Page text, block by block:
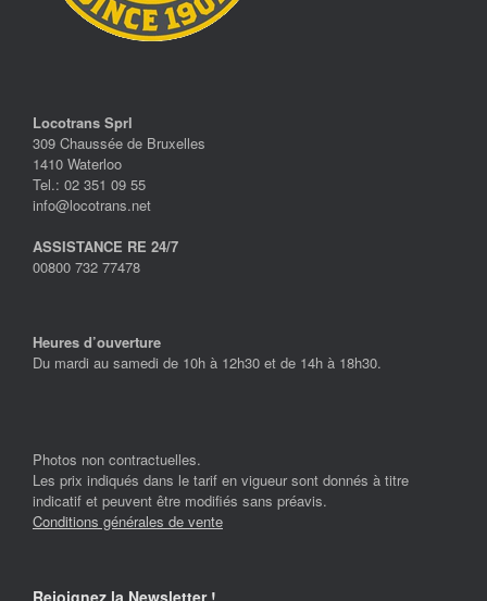
Locotrans Sprl
309 Chaussée de Bruxelles
1410 Waterloo
Tel.: 02 351 09 55
info@locotrans.net
ASSISTANCE RE 24/7
00800 732 77478
Heures d’ouverture
Du mardi au samedi de 10h à 12h30 et de 14h à 18h30.
Photos non contractuelles.
Les prix indiqués dans le tarif en vigueur sont donnés à titre
indicatif et peuvent être modifiés sans préavis.
Conditions générales de vente
Rejoignez la Newsletter !